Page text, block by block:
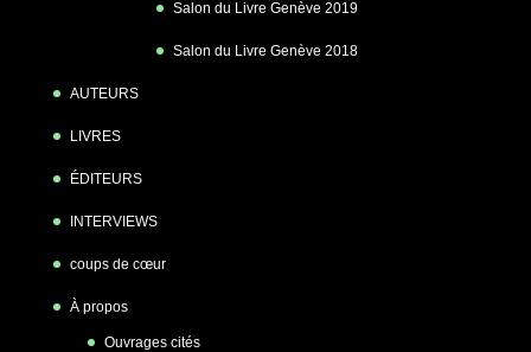
Salon du Livre Genève 2019
Salon du Livre Genève 2018
AUTEURS
LIVRES
ÉDITEURS
INTERVIEWS
coups de cœur
À propos
Ouvrages cités